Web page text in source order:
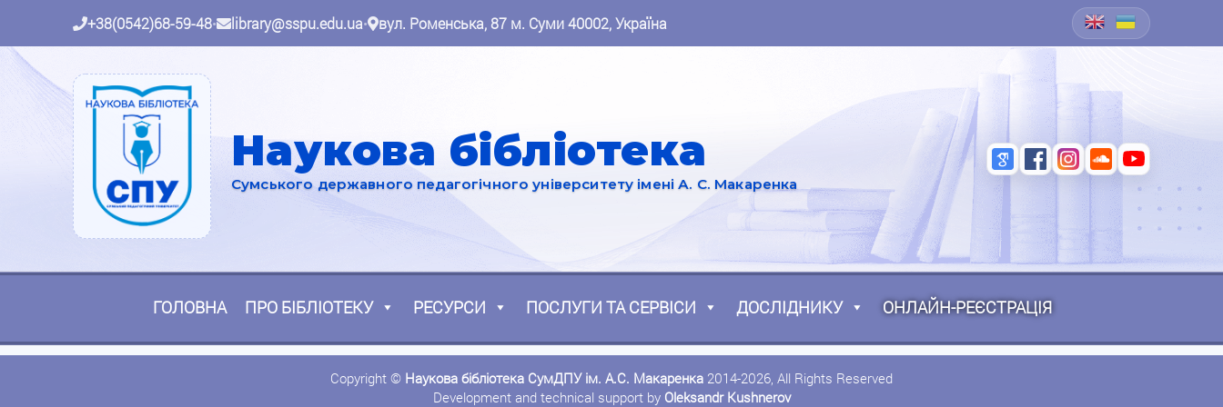
+38(0542)68-59-48• library@sspu.edu.ua• вул. Роменська, 87 м. Суми 40002, Україна
Наукова бібліотека
Сумського державного педагогічного університету імені А. С. Макаренка
ГОЛОВНА ПРО БІБЛІОТЕКУ РЕСУРСИ ПОСЛУГИ ТА СЕРВІСИ ДОСЛІДНИКУ ОНЛАЙН-РЕЄСТРАЦІЯ
Copyright © Наукова бібліотека СумДПУ ім. А.С. Макаренка 2014-2026, All Rights Reserved
Development and technical support by Oleksandr Kushnerov